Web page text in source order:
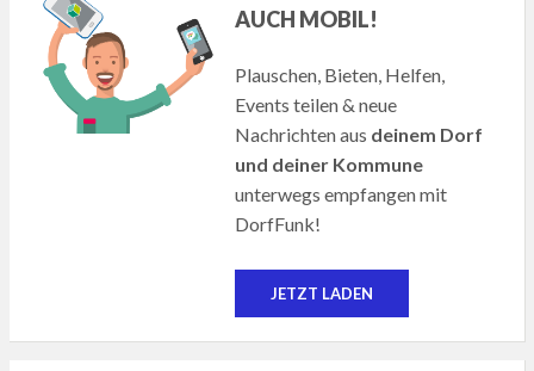
AUCH MOBIL!
Plauschen, Bieten, Helfen,
Events teilen & neue
Nachrichten aus deinem Dorf
und deiner Kommune
unterwegs empfangen mit
DorfFunk!
JETZT LADEN